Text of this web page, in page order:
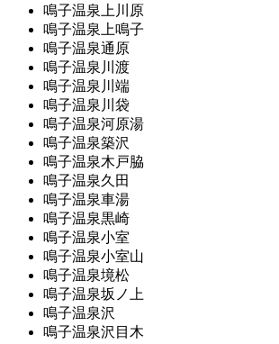
鳴子温泉上川原
鳴子温泉上鳴子
鳴子温泉通原
鳴子温泉川渡
鳴子温泉川端
鳴子温泉川袋
鳴子温泉河原湯
鳴子温泉築沢
鳴子温泉木戸脇
鳴子温泉久田
鳴子温泉車湯
鳴子温泉黒崎
鳴子温泉小室
鳴子温泉小室山
鳴子温泉境松
鳴子温泉坂ノ上
鳴子温泉沢
鳴子温泉沢目木